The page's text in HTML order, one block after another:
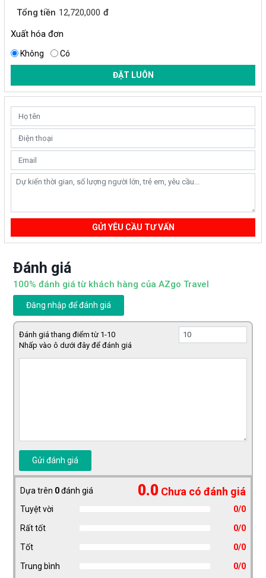
Tổng tiền 12,720,000 đ
Xuất hóa đơn
Không Có
ĐẶT LUÔN
GỬI YÊU CẦU TƯ VẤN
Đánh giá
100% đánh giá từ khách hàng của AZgo Travel
Đăng nhập để đánh giá
Đánh giá thang điểm từ 1-10
Nhấp vào ô dưới đây để đánh giá
Gửi đánh giá
Dựa trên 0đánh giá 0.0 Chưa có đánh giá
Tuyệt vời
0/0
Rất tốt
0/0
Tốt
0/0
Trung bình
0/0